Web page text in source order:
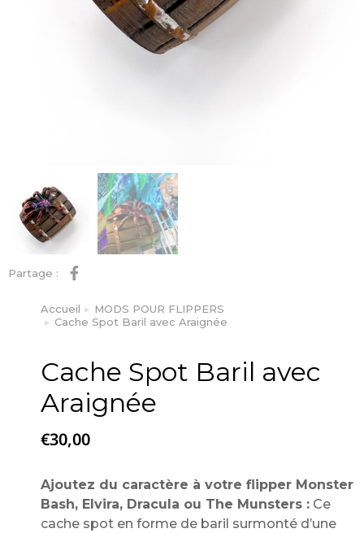
Partage :
Vous êtes ici :
Accueil
MODS POUR FLIPPERS
Cache Spot Baril avec Araignée
Cache Spot Baril avec
Araignée
€30,00
Ajoutez du caractère à votre flipper Monster
Bash, Elvira, Dracula ou The Munsters : Ce
cache spot en forme de baril surmonté d’une